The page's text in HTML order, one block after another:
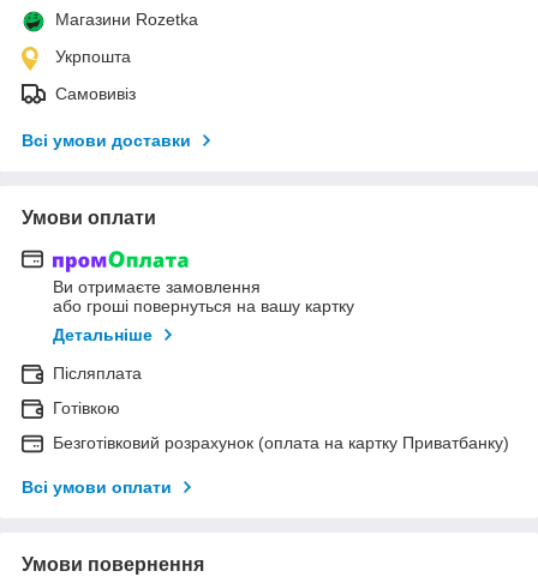
Магазини Rozetka
Укрпошта
Самовивіз
Всі умови доставки
Умови оплати
Ви отримаєте замовлення
або гроші повернуться на вашу картку
Детальніше
Післяплата
Готівкою
Безготівковий розрахунок (оплата на картку Приватбанку)
Всі умови оплати
Умови повернення